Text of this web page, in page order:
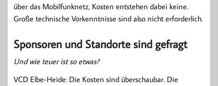
über das Mobilfunknetz, Kosten entstehen dabei keine.
Große technische Vorkenntnisse sind also nicht erforderlich.
Sponsoren und Standorte sind gefragt
Und wie teuer ist so etwas?
VCD Elbe-Heide: Die Kosten sind überschaubar. Die